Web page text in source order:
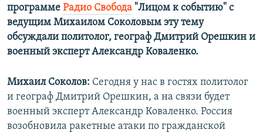
программе Радио Свобода "Лицом к событию" с
ведущим Михаилом Соколовым эту тему
обсуждали политолог, географ Дмитрий Орешкин и
военный эксперт Александр Коваленко.
Михаил Соколов: Сегодня у нас в гостях политолог
и географ Дмитрий Орешкин, а на связи будет
военный эксперт Александр Коваленко. Россия
возобновила ракетные атаки по гражданской